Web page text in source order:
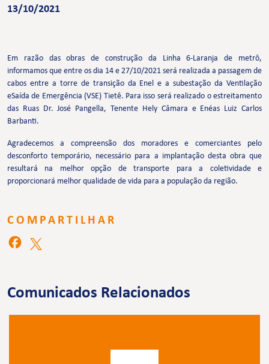
13/10/2021
Em razão das obras de construção da Linha 6-Laranja de metrô,
informamos que entre os dia 14 e 27/10/2021 será realizada a passagem de
cabos entre a torre de transição da Enel e a subestação da Ventilação
eSaída de Emergência (VSE) Tietê. Para isso será realizado o estreitamento
das Ruas Dr. José Pangella, Tenente Hely Câmara e Enéas Luiz Carlos
Barbanti.
Agradecemos a compreensão dos moradores e comerciantes pelo
desconforto temporário, necessário para a implantação desta obra que
resultará na melhor opção de transporte para a coletividade e
proporcionará melhor qualidade de vida para a população da região.
COMPARTILHAR
Comunicados Relacionados